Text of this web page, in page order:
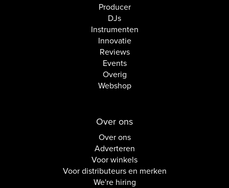
Producer
DJs
Instrumenten
Innovatie
Reviews
Events
Overig
Webshop
Over ons
Over ons
Adverteren
Voor winkels
Voor distributeurs en merken
We're hiring